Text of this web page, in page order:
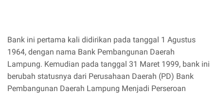
Bank ini pertama kali didirikan pada tanggal 1 Agustus
1964, dengan nama Bank Pembangunan Daerah
Lampung. Kemudian pada tanggal 31 Maret 1999, bank ini
berubah statusnya dari Perusahaan Daerah (PD) Bank
Pembangunan Daerah Lampung Menjadi Perseroan